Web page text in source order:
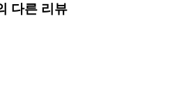
다른 리뷰